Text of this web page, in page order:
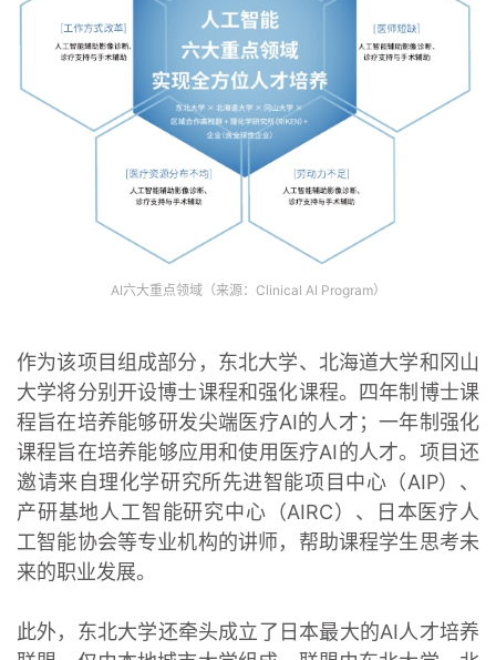
AI六大重点领域（来源：Clinical AI Program）
作为该项目组成部分，东北大学、北海道大学和冈山
大学将分别开设博士课程和强化课程。四年制博士课
程旨在培养能够研发尖端医疗AI的人才；一年制强化
课程旨在培养能够应用和使用医疗AI的人才。项目还
邀请来自理化学研究所先进智能项目中心（AIP）、
产研基地人工智能研究中心（AIRC）、日本医疗人
工智能协会等专业机构的讲师，帮助课程学生思考未
来的职业发展。
此外，东北大学还牵头成立了日本最大的AI人才培养